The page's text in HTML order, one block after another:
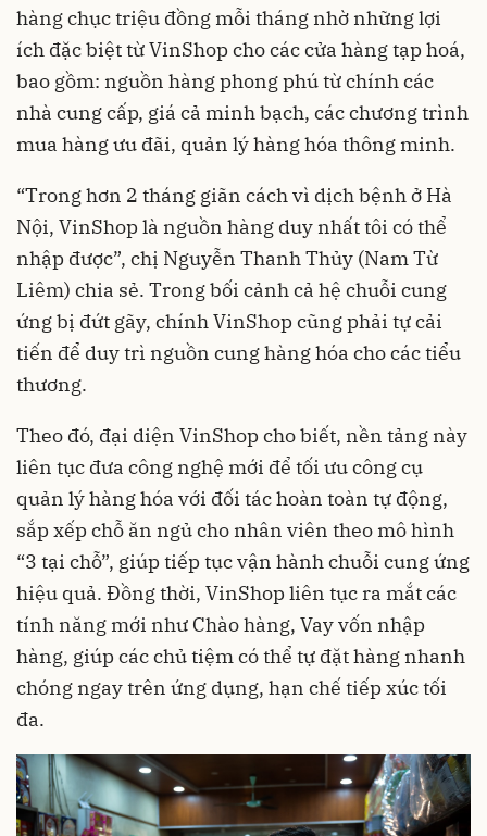
hàng chục triệu đồng mỗi tháng nhờ những lợi
ích đặc biệt từ VinShop cho các cửa hàng tạp hoá,
bao gồm: nguồn hàng phong phú từ chính các
nhà cung cấp, giá cả minh bạch, các chương trình
mua hàng ưu đãi, quản lý hàng hóa thông minh.
“Trong hơn 2 tháng giãn cách vì dịch bệnh ở Hà
Nội, VinShop là nguồn hàng duy nhất tôi có thể
nhập được”, chị Nguyễn Thanh Thủy (Nam Từ
Liêm) chia sẻ. Trong bối cảnh cả hệ chuỗi cung
ứng bị đứt gãy, chính VinShop cũng phải tự cải
tiến để duy trì nguồn cung hàng hóa cho các tiểu
thương.
Theo đó, đại diện VinShop cho biết, nền tảng này
liên tục đưa công nghệ mới để tối ưu công cụ
quản lý hàng hóa với đối tác hoàn toàn tự động,
sắp xếp chỗ ăn ngủ cho nhân viên theo mô hình
“3 tại chỗ”, giúp tiếp tục vận hành chuỗi cung ứng
hiệu quả. Đồng thời, VinShop liên tục ra mắt các
tính năng mới như Chào hàng, Vay vốn nhập
hàng, giúp các chủ tiệm có thể tự đặt hàng nhanh
chóng ngay trên ứng dụng, hạn chế tiếp xúc tối
đa.